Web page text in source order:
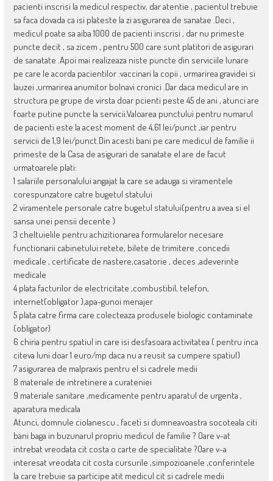
pacienti inscrisi la medicul respectiv, dar atentie , pacientul trebuie
sa faca dovada ca isi plateste la zi asigurarea de sanatae .Deci ,
medicul poate sa aiba 1000 de pacienti inscrisi , dar nu primeste
puncte decit , sa zicem , pentru 500 care sunt platitori de asigurari
de sanatate .Apoi mai realizeaza niste puncte din serviciile lunare
pe care le acorda pacientilor :vaccinari la copii , urmarirea gravidei si
lauzei ,urmarirea anumitor bolnavi cronici .Dar daca medicul are in
structura pe grupe de virsta doar pcienti peste 45 de ani , atunci are
foarte putine puncte la servicii.Valoarea punctului pentru numarul
de pacienti este la acest moment de 4,61 lei/punct ,iar pentru
servicii de 1,9 lei/punct.Din acesti bani pe care medicul de familie ii
primeste de la Casa de asigurari de sanatate el are de facut
urmatoarele plati:
1 salariile personalului angajat la care se adauga si viramentele
corespunzatore catre bugetul statului
2 viramentele personale catre bugetul statului(pentru a avea si el
sansa unei pensii decente )
3 cheltuielile pentru achizitionarea formularelor necesare
functionarii cabinetului:retete, bilete de trimitere ,concedii
medicale , certificate de nastere,casatorie , deces ,adeverinte
medicale
4 plata facturilor de electricitate ,combustibil, telefon,
internet(obligator ),apa-gunoi menajer
5 plata catre firma care colecteaza produsele biologic contaminate
(obligator)
6 chiria pentru spatiul in care isi desfasoara activitatea ( pentru inca
citeva luni doar 1 euro/mp daca nu a reusit sa cumpere spatiul)
7 asigurarea de malpraxis pentru el si cadrele medii
8 materiale de intretinere a curateniei
9 materiale sanitare ,medicamente pentru aparatul de urgenta ,
aparatura medicala
Atunci, domnule ciolanescu , faceti si dumneavoastra socoteala citi
bani baga in buzunarul propriu medicul de familie ? Oare v-at
intrebat vreodata cit costa o carte de specialitate ?Oare v-a
interesat vreodata cit costa cursurile ,simpozioanele ,conferintele
la care trebuie sa participe atit medicul cit si cadrele medii